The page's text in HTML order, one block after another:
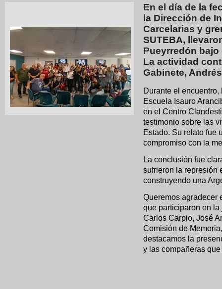
En el día de la
la Dirección de
Carcelarias y
SUTEBA,
Pueyrredón bajo
La actividad
Gabinete,
Durante el
Escuela Isauro
en el Centro
testimonio sobre las
Estado. Su relato fue
compromiso con la
La conclusión fue
sufrieron la represión
construyendo una
Queremos agradecer
que participaron en
Carlos Carpio, José
Comisión de
destacamos la
y las compañeras